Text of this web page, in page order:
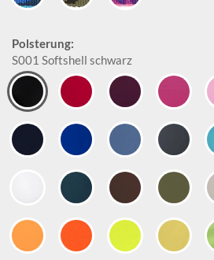
Polsterung:
S001 Softshell schwarz